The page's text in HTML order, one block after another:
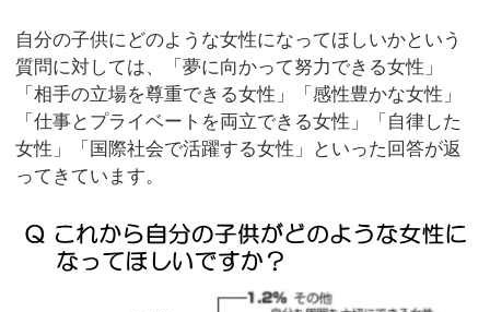
自分の子供にどのような女性になってほしいかという
質問に対しては、「夢に向かって努力できる女性」
「相手の立場を尊重できる女性」「感性豊かな女性」
「仕事とプライベートを両立できる女性」「自律した
女性」「国際社会で活躍する女性」といった回答が返
ってきています。